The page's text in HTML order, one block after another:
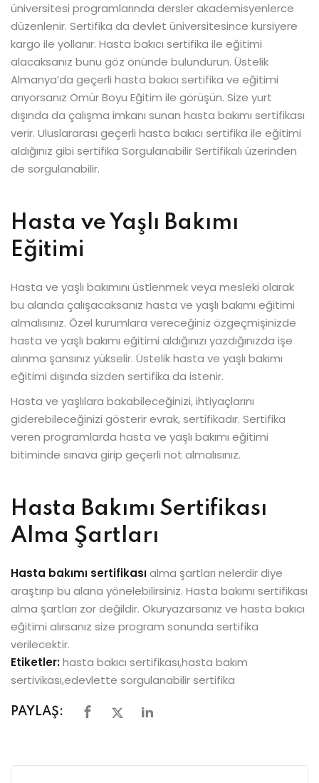
üniversitesi programlarında dersler akademisyenlerce
düzenlenir. Sertifika da devlet üniversitesince kursiyere
kargo ile yollanır. Hasta bakıcı sertifika ile eğitimi
alacaksanız bunu göz önünde bulundurun. Üstelik
Almanya’da geçerli hasta bakıcı sertifika ve eğitimi
arıyorsanız Ömür Boyu Eğitim ile görüşün. Size yurt
dışında da çalışma imkanı sunan hasta bakımı sertifikası
verir. Uluslararası geçerli hasta bakıcı sertifika ile eğitimi
aldığınız gibi sertifika Sorgulanabilir Sertifikalı üzerinden
de sorgulanabilir.
Hasta ve Yaşlı Bakımı
Eğitimi
Hasta ve yaşlı bakımını üstlenmek veya mesleki olarak
bu alanda çalışacaksanız hasta ve yaşlı bakımı eğitimi
almalısınız. Özel kurumlara vereceğiniz özgeçmişinizde
hasta ve yaşlı bakımı eğitimi aldığınızı yazdığınızda işe
alınma şansınız yükselir. Üstelik hasta ve yaşlı bakımı
eğitimi dışında sizden sertifika da istenir.
Hasta ve yaşlılara bakabileceğinizi, ihtiyaçlarını
giderebileceğinizi gösterir evrak, sertifikadır. Sertifika
veren programlarda hasta ve yaşlı bakımı eğitimi
bitiminde sınava girip geçerli not almalısınız.
Hasta Bakımı Sertifikası
Alma Şartları
Hasta bakımı sertifikasıalma şartları nelerdir diye
araştırıp bu alana yönelebilirsiniz. Hasta bakımı sertifikası
alma şartları zor değildir. Okuryazarsanız ve hasta bakıcı
eğitimi alırsanız size program sonunda sertifika
verilecektir.
Etiketler:hasta bakıcı sertifikası,hasta bakım
sertivikası,edevlette sorgulanabilir sertifika
PAYLAŞ: